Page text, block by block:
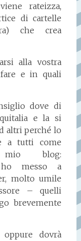
rateizza,
di cartelle
che crea
alla vostra
e in quali
dove di
e la si
altri perché lo
a tutti come
blog:
ho messo a
molto umile
– quelli
brevemente
oppure dovrà